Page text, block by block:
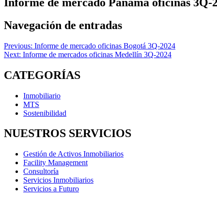
Navegación de entradas
Previous: Informe de mercado oficinas Bogotá 3Q-2024
Next: Informe de mercados oficinas Medellín 3Q-2024
CATEGORÍAS
Inmobiliario
MTS
Sostenibilidad
NUESTROS SERVICIOS
Gestión de Activos Inmobiliarios
Facility Management
Consultoría
Servicios Inmobiliarios
Servicios a Futuro